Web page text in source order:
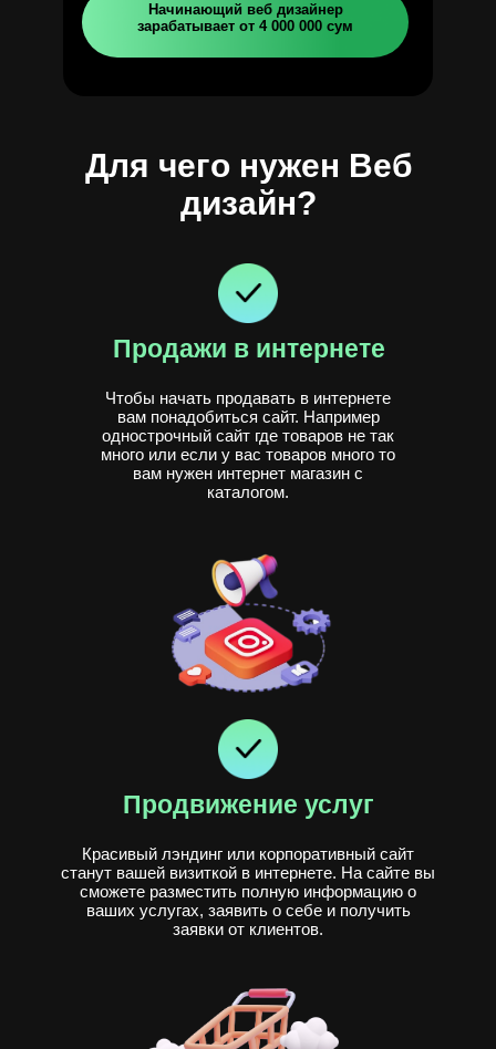
Начинающий веб дизайнер
зарабатывает от 4 000 000 сум
Для чего нужен Веб
дизайн?
Продажи в интернете
Продвижение услуг
Чтобы начать продавать в интернете
вам понадобиться сайт. Например
однострочный сайт где товаров не так
много или если у вас товаров много то
вам нужен интернет магазин с
каталогом.
Красивый лэндинг или корпоративный сайт
станут вашей визиткой в интернете. На сайте вы
сможете разместить полную информацию о
ваших услугах, заявить о себе и получить
заявки от клиентов.